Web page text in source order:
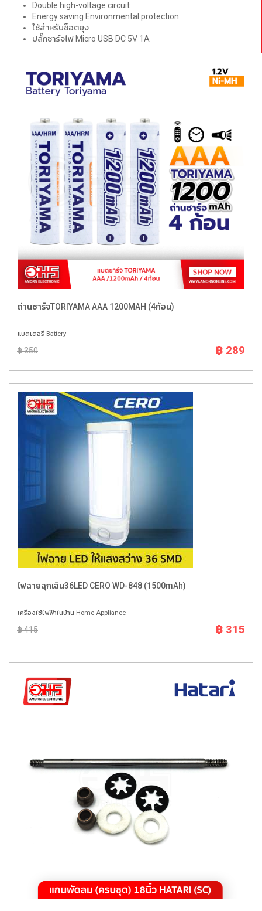
Double high-voltage circuit
Energy saving Environmental protection
ใช้สำหรับช็อตยุง
ปลั๊กชาร์จไฟ Micro USB DC 5V 1A
ถ่านชาร์จTORIYAMA AAA 1200MAH (4ก้อน)
แบตเตอรี่ Battery
฿ 350 ฿ 289
ไฟฉายฉุกเฉิน36LED CERO WD-848 (1500mAh)
เครื่องใช้ไฟฟ้าในบ้าน Home Appliance
฿ 415 ฿ 315